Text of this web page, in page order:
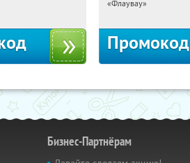
«Флаувау»
Промокод
Бизнес-Партнёрам